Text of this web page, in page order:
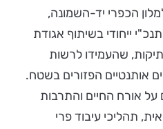
למלון הכפרי יד-השמונה,
ייחודי בשיתוף אגודת
שהעמידו לרשות
אותנטיים הפזורים בשטח.
על אורח החיים והתרבות
תהליכי עיבוד פרי